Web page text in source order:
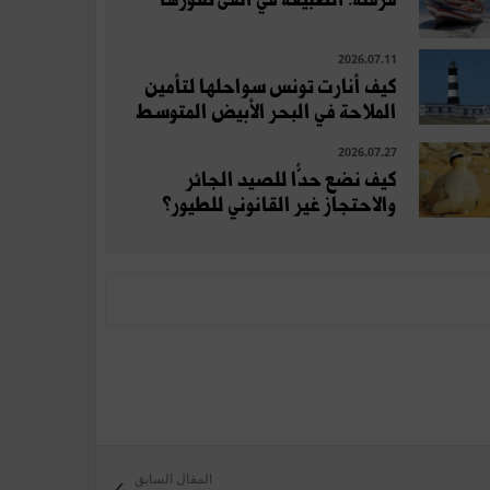
2026.07.11
كيف أنارت تونس سواحلها لتأمين
الملاحة في البحر الأبيض المتوسط
2026.07.27
كيف نضع حدًّا للصيد الجائر
والاحتجاز غير القانوني للطيور؟
المقال السابق